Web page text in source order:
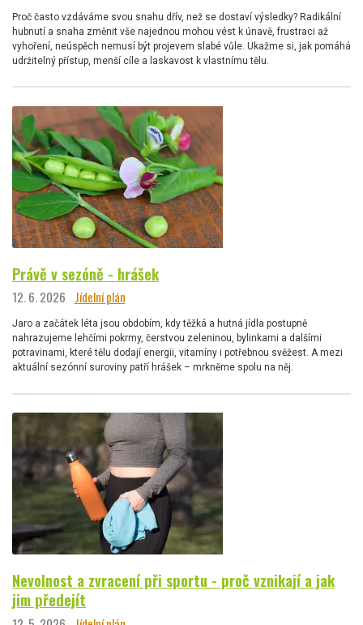
Proč často vzdáváme svou snahu dřív, než se dostaví výsledky? Radikální
hubnutí a snaha změnit vše najednou mohou vést k únavě, frustraci až
vyhoření, neúspěch nemusí být projevem slabé vůle. Ukažme si, jak pomáhá
udržitelný přístup, menší cíle a laskavost k vlastnímu tělu.
Právě v sezóně - hrášek
12. 6. 2026 Jídelní plán
Jaro a začátek léta jsou obdobím, kdy těžká a hutná jídla postupně
nahrazujeme lehčími pokrmy, čerstvou zeleninou, bylinkami a dalšími
potravinami, které tělu dodají energii, vitamíny i potřebnou svěžest. A mezi
aktuální sezónní suroviny patří hrášek – mrkněme spolu na něj.
Nevolnost a zvracení při sportu - proč vznikají a jak
jim předejít